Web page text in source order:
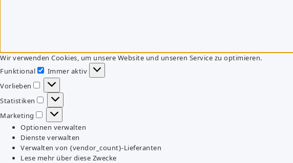
Wir verwenden Cookies, um unsere Website und unseren Service zu optimieren.
Funktional
Funktional
Immer aktiv
Vorlieben
Vorlieben
Statistiken
Statistiken
Marketing
Marketing
Optionen verwalten
Dienste verwalten
Verwalten von {vendor_count}-Lieferanten
Lese mehr über diese Zwecke